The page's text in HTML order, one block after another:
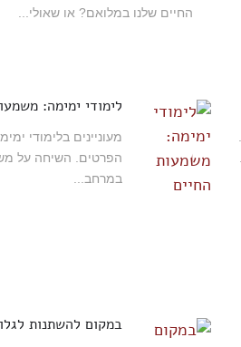
החיים שלנו במלואם? או שאולי...
לימודי ימימה:
מעוניינים בלימודי
הפרטים. השיחה על
במרחב...
במקום להשתנות